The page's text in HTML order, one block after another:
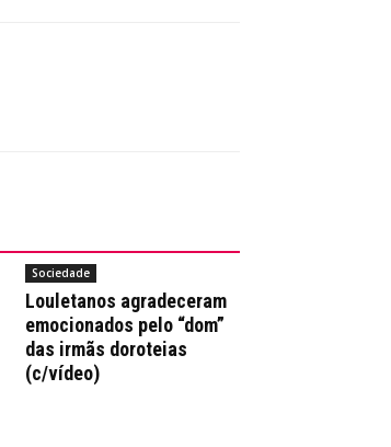
Sociedade
Louletanos agradeceram
emocionados pelo “dom”
das irmãs doroteias
(c/vídeo)